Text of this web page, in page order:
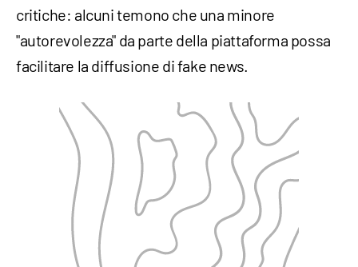
critiche: alcuni temono che una minore
"autorevolezza" da parte della piattaforma possa
facilitare la diffusione di fake news.